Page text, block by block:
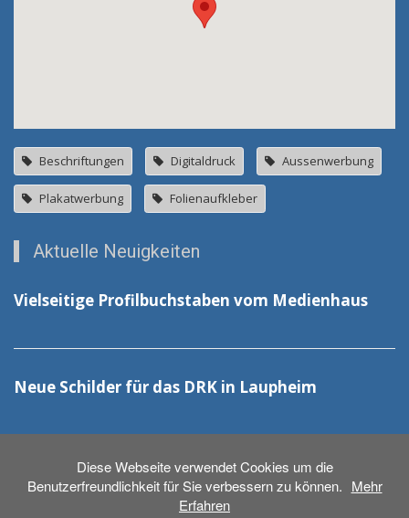
Diese Webseite verwendet Cookies um die
Benutzerfreundlichkeit für Sie verbessern zu können. Mehr
Erfahren
Beschriftungen Digitaldruck Aussenwerbung
Plakatwerbung Folienaufkleber
Aktuelle Neuigkeiten
Vielseitige Profilbuchstaben vom Medienhaus
Neue Schilder für das DRK in Laupheim